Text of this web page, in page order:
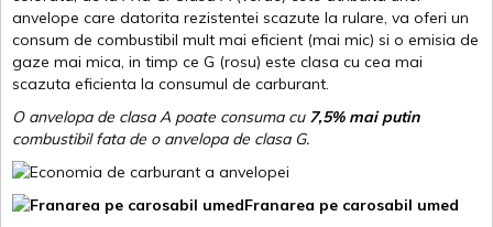
anvelope care datorita rezistentei scazute la rulare, va oferi un
consum de combustibil mult mai eficient (mai mic) si o emisia de
gaze mai mica, in timp ce G (rosu) este clasa cu cea mai
scazuta eficienta la consumul de carburant.
O anvelopa de clasa A poate consuma cu 7,5% mai putin
combustibil fata de o anvelopa de clasa G.
Franarea pe carosabil umed